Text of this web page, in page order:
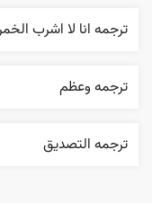
ترجمه انا لا اشرب
ترجمه وعظم
ترجمه التصديق